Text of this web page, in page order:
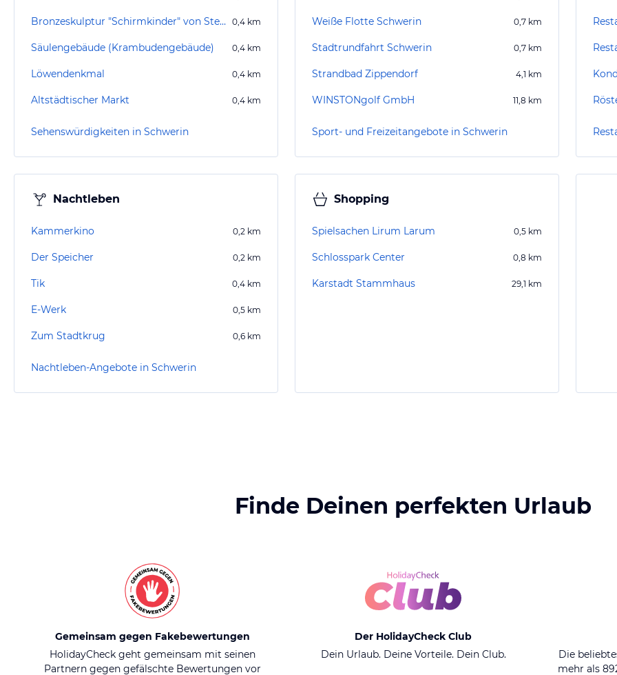
Bronzeskulptur "Schirmkinder" von Stephan Horota 0,4 km
Säulengebäude (Krambudengebäude) 0,4 km
Löwendenkmal 0,4 km
Altstädtischer Markt 0,4 km
Sehenswürdigkeiten in Schwerin
Weiße Flotte Schwerin 0,7 km
Stadtrundfahrt Schwerin 0,7 km
Strandbad Zippendorf 4,1 km
WINSTONgolf GmbH 11,8 km
Sport- und Freizeitangebote in Schwerin
Nachtleben
Kammerkino 0,2 km
Der Speicher 0,2 km
Tik 0,4 km
E-Werk 0,5 km
Zum Stadtkrug 0,6 km
Nachtleben-Angebote in Schwerin
Shopping
Spielsachen Lirum Larum 0,5 km
Schlosspark Center 0,8 km
Karstadt Stammhaus 29,1 km
Finde Deinen perfekten Urlaub
Gemeinsam gegen Fakebewertungen
HolidayCheck geht gemeinsam mit seinen
Partnern gegen gefälschte Bewertungen vor
Der HolidayCheck Club
Dein Urlaub. Deine Vorteile. Dein Club.
Die
mehr als